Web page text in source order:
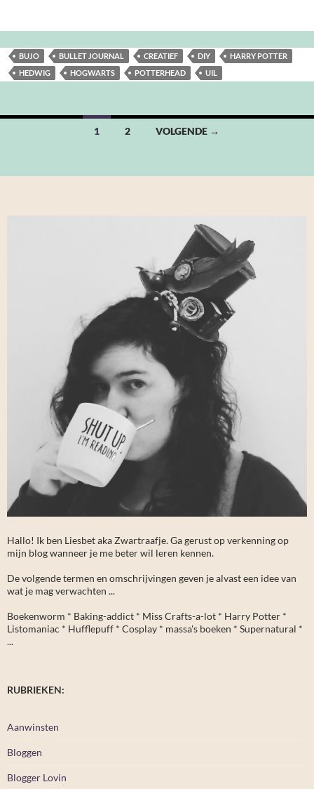
BUJO BULLET JOURNAL CREATIEF DIY
HARRY POTTER
HEDWIG
HOGWARTS POTTERHEAD UIL
1 2 VOLGENDE →
Hallo! Ik ben Liesbet aka Zwartraafje. Ga gerust op verkenning op
mijn blog wanneer je me beter wil leren kennen.
De volgende termen en omschrijvingen geven je alvast een idee van
wat je mag verwachten ...
Boekenworm * Baking-addict * Miss Crafts-a-lot * Harry Potter *
Listomaniac * Hufflepuff * Cosplay * massa's boeken * Supernatural *
...
RUBRIEKEN:
Aanwinsten
Bloggen
Blogger Lovin